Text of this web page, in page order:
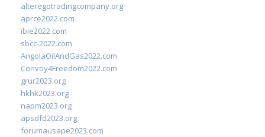
alteregotradingcompany.org
aprce2022.com
ibie2022.com
sbcc-2022.com
AngolaOilAndGas2022.com
Convoy4Freedom2022.com
grur2023.org
hkhk2023.org
napm2023.org
apsdfd2023.org
forumausape2023.com